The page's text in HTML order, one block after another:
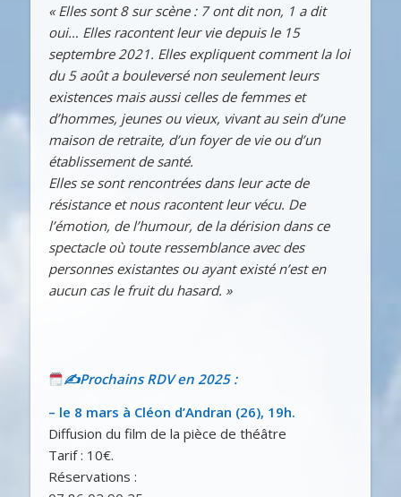
« Elles sont 8 sur scène : 7 ont dit non, 1 a dit
oui… Elles racontent leur vie depuis le 15
septembre 2021. Elles expliquent comment la loi
du 5 août a bouleversé non seulement leurs
existences mais aussi celles de femmes et
d’hommes, jeunes ou vieux, vivant au sein d’une
maison de retraite, d’un foyer de vie ou d’un
établissement de santé.
Elles se sont rencontrées dans leur acte de
résistance et nous racontent leur vécu. De
l’émotion, de l’humour, de la dérision dans ce
spectacle où toute ressemblance avec des
personnes existantes ou ayant existé n’est en
aucun cas le fruit du hasard. »
✍Prochains RDV en 2025 :
– le 8 mars à Cléon d’Andran (26), 19h.
Diffusion du film de la pièce de théâtre
Tarif : 10€.
Réservations :